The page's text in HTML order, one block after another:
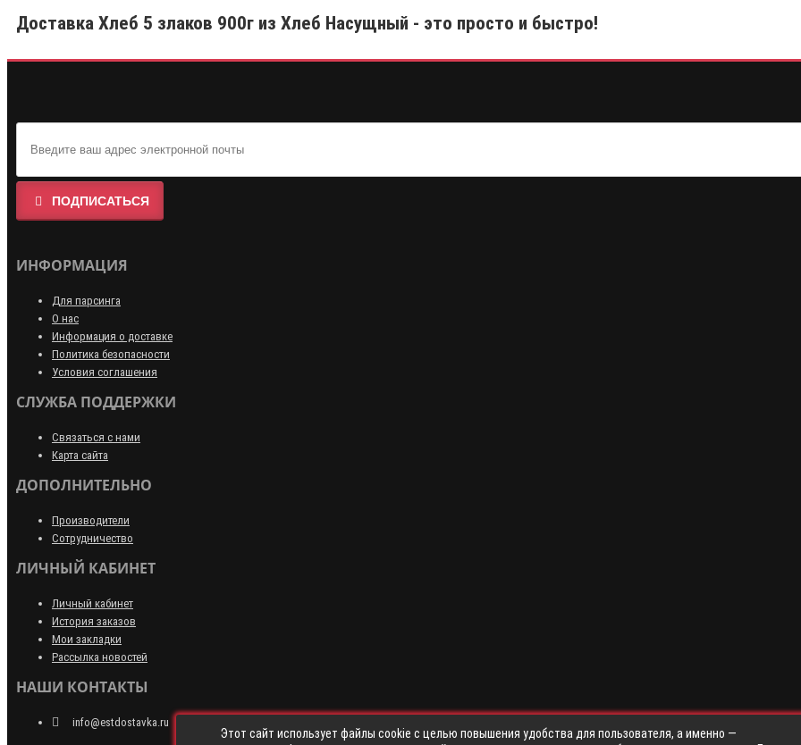
Доставка Хлеб 5 злаков 900г из Хлеб Насущный - это просто и быстро!
ПОДПИСАТЬСЯ
ИНФОРМАЦИЯ
Для парсинга
О нас
Информация о доставке
Политика безопасности
Условия соглашения
СЛУЖБА ПОДДЕРЖКИ
Связаться с нами
Карта сайта
ДОПОЛНИТЕЛЬНО
Производители
Сотрудничество
ЛИЧНЫЙ КАБИНЕТ
Личный кабинет
История заказов
Мои закладки
Рассылка новостей
НАШИ КОНТАКТЫ
info@estdostavka.ru
Этот сайт использует файлы cookie с целью повышения удобства для пользователя, а именно —